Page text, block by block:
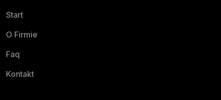
Start
O Firmie
Faq
Kontakt